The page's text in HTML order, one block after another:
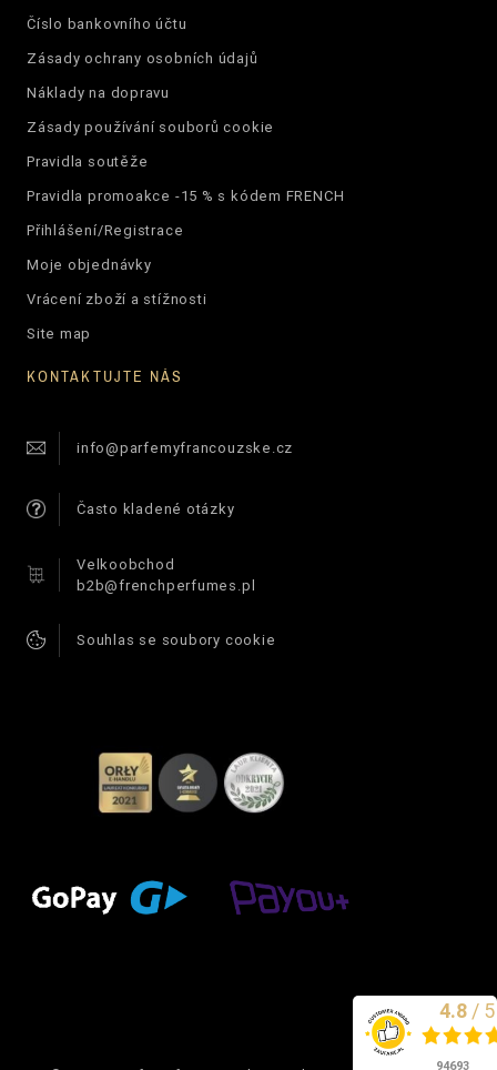
Číslo bankovního účtu
Zásady ochrany osobních údajů
Náklady na dopravu
Zásady používání souborů cookie
Pravidla soutěže
Pravidla promoakce -15 % s kódem FRENCH
Přihlášení/Registrace
Moje objednávky
Vrácení zboží a stížnosti
Site map
KONTAKTUJTE NÁS
info@parfemyfrancouzske.cz
Často kladené otázky
Velkoobchod
b2b@frenchperfumes.pl
Souhlas se soubory cookie
Vynikající4.8 / 5
94693